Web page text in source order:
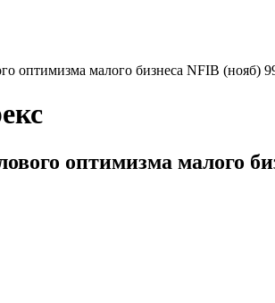
оптимизма малого бизнеса NFIB (нояб)
оптимизма малого